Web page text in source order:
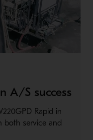
A/S success
Rapid in
both service and